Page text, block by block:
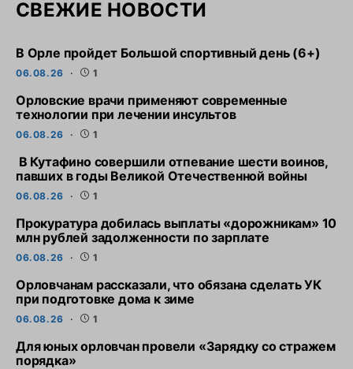
СВЕЖИЕ НОВОСТИ
В Орле пройдет Большой спортивный день (6+)
06.08.26 1
Орловские врачи применяют современные
технологии при лечении инсультов
06.08.26 1
В Кутафино совершили отпевание шести воинов,
павших в годы Великой Отечественной войны
06.08.26 1
Прокуратура добилась выплаты «дорожникам» 10
млн рублей задолженности по зарплате
06.08.26 1
Орловчанам рассказали, что обязана сделать УК
при подготовке дома к зиме
06.08.26 1
Для юных орловчан провели «Зарядку со стражем
порядка»